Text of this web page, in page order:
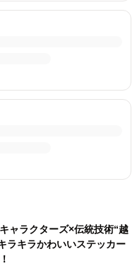
ャラクターズ×伝統技術“越
ラキラかわいいステッカー